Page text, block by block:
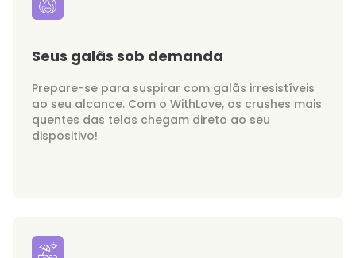
Seus galãs sob demanda
Prepare-se para suspirar com galãs irresistíveis
ao seu alcance. Com o WithLove, os crushes mais
quentes das telas chegam direto ao seu
dispositivo!